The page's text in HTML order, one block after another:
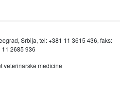
Srbija, tel: +381 11 3615 436, faks:
11 2685 936
veterinarske medicine